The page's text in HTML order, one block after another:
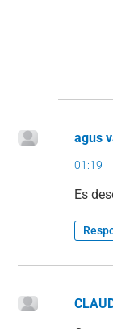
agus
01:19
Es